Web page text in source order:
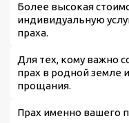
Более высокая
индивидуальную
праха.
Для тех, кому важно
прах в родной земле
прощания.
Прах именно вашего